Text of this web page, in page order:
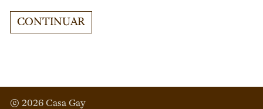
CONTINUAR
© 2026 Casa Gay